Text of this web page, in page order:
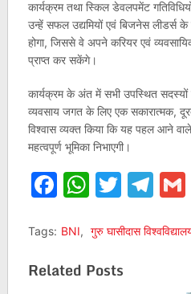
कार्यक्रम तथा स्किल डेवलपमेंट
उन्हें सफल उद्यमियों एवं बिजनेस लीडर्स
होगा, जिससे वे अपने करियर एवं
प्राप्त कर सकेंगे।
कार्यक्रम के अंत में सभी उपस्थित सदस्यों
व्यवसाय जगत के लिए एक सकारात्मक,
विश्वास व्यक्त किया कि यह पहल आने
महत्वपूर्ण भूमिका निभाएगी।
Facebook
Tags: BNI, गुरु घासीदास
Related Posts